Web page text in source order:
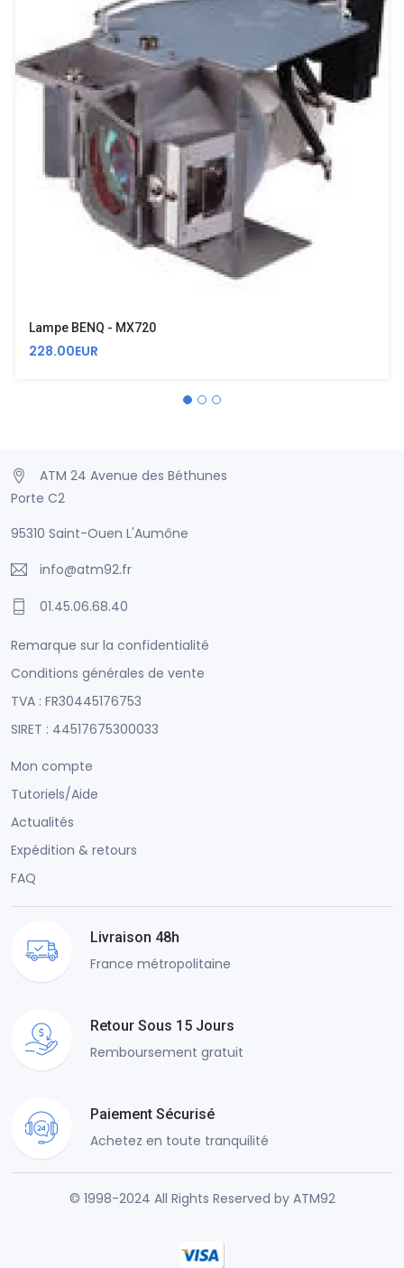
Lampe BENQ - MX720
228.00EUR
ATM 24 Avenue des Béthunes
Porte C2
95310 Saint-Ouen L'Aumône
info@atm92.fr
01.45.06.68.40
Remarque sur la confidentialité
Conditions générales de vente
TVA : FR30445176753
SIRET : 44517675300033
Mon compte
Tutoriels/Aide
Actualités
Expédition & retours
FAQ
Livraison 48h
France métropolitaine
Retour Sous 15 Jours
Remboursement gratuit
Paiement Sécurisé
Achetez en toute tranquilité
© 1998-2024 All Rights Reserved by ATM92